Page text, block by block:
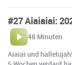
#27 Aiaiaiai:
48 Minuten
Aiaiai und